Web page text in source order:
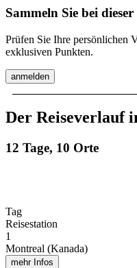
Sammeln Sie bei
Prüfen Sie Ihre persönlichen
exklusiven Punkten.
anmelden
Der Reiseverlauf
12 Tage, 10 Orte
Tag
Reisestation
1
Montreal (Kanada)
mehr Infos